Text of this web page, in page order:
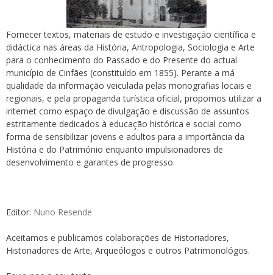
Fornecer textos, materiais de estudo e investigação científica e
didáctica nas áreas da História, Antropologia, Sociologia e Arte
para o conhecimento do Passado e do Presente do actual
município de Cinfães (constituído em 1855). Perante a má
qualidade da informação veiculada pelas monografias locais e
regionais, e pela propaganda turística oficial, propomos utilizar a
internet como espaço de divulgação e discussão de assuntos
estritamente dedicados à educação histórica e social como
forma de sensibilizar jovens e adultos para a importância da
História e do Património enquanto impulsionadores de
desenvolvimento e garantes de progresso.
Editor: Nuno Resende
Aceitamos e publicamos colaborações de Historiadores,
Historiadores de Arte, Arqueólogos e outros Patrimonológos.